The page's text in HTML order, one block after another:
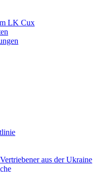
LK Cux
aus der Ukraine